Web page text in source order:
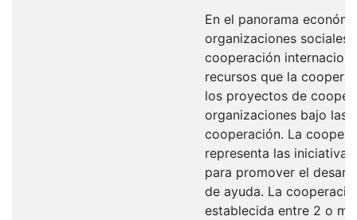
En el panorama
organizaciones sociales
cooperación
recursos que la
los proyectos de
organizaciones bajo las
cooperación. La
representa las
para promover el
de ayuda. La
establecida entre 2 o